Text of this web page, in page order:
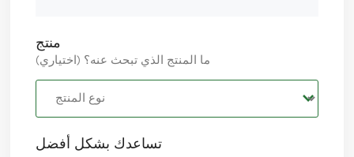
منتج
ما المنتج الذي تبحث عنه؟ (اختياري)
تساعدك بشكل أفضل